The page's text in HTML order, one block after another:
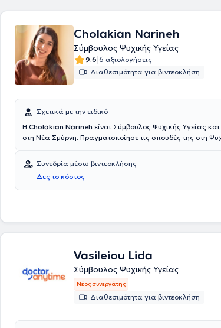
φαρμακοθεραπεία ή συνδυασμός). Η θεραπευτική
και καθορίζεται με βάση τις ατομικές ανάγκες και
για κατ’ οίκον επισκέψεις και συνεδρίες μέσω διαδικτύου.
Cholakian Narineh
Σύμβουλος Ψυχικής Υγείας
9.6|6 αξιολογήσεις
Διαθεσιμότητα για βιντεοκλήση
Σχετικά με την ειδικό
Η Cholakian Narineh είναι Σύμβουλος Ψυχικής Υγείας και
στη Νέα Σμύρνη. Πραγματοποίησε τις σπουδές της στη
Συμβουλευτικής και Ψυχοθεραπείας "Ευνίκη", στο
"Ευρυμάθεια" και στην Ειδική Μονάδα Ψυχικής Υγείας
μπορούν να διεξαχθούν στα ελληνικά αγγλικά και
Συνεδρία μέσω βιντεοκλήσης
Δες το κόστος
Vasileiou Lida
Σύμβουλος Ψυχικής Υγείας
Νέος συνεργάτης
Διαθεσιμότητα για βιντεοκλήση